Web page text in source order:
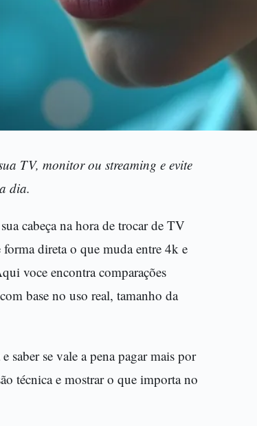
TV, monitor ou streaming e evite
dia.
cabeça na hora de trocar de TV
direta o que muda entre 4k e
voce encontra comparações
base no uso real, tamanho da
saber se vale a pena pagar mais por
técnica e mostrar o que importa no